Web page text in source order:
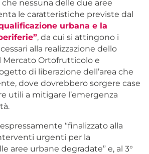
nessuna delle due aree
le caratteristiche previste dal
urbana e la
, da cui si attingono i
alla realizzazione dello
Ortofrutticolo e
di liberazione dell’area che
dove dovrebbero sorgere case
utili a mitigare l’emergenza
“finalizzato alla
urgenti per la
aree urbane degradate” e, al 3°